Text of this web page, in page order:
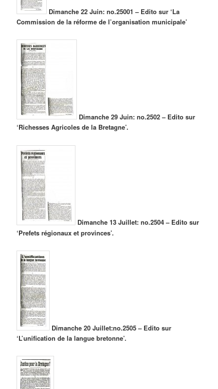
Dimanche 22 Juin: no.25001 – Edito sur ‘La
Commission de la réforme de l’organisation municipale’
Dimanche 29 Juin: no.2502 – Edito sur
‘Richesses Agricoles de la Bretagne’.
Dimanche 13 Juillet: no.2504 – Edito sur
‘Prefets régionaux et provinces’.
Dimanche 20 Juillet:no.2505 – Edito sur
‘L’unification de la langue bretonne’.